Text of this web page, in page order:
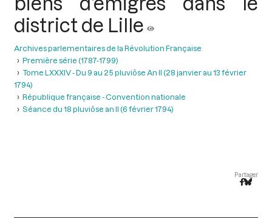
district de Lille
Archives parlementaires de la Révolution Française
Première série (1787-1799)
Tome LXXXIV - Du 9 au 25 pluviôse An II (28 janvier au 13 février
1794)
République française - Convention nationale
Séance du 18 pluviôse an II (6 février 1794)
Partager